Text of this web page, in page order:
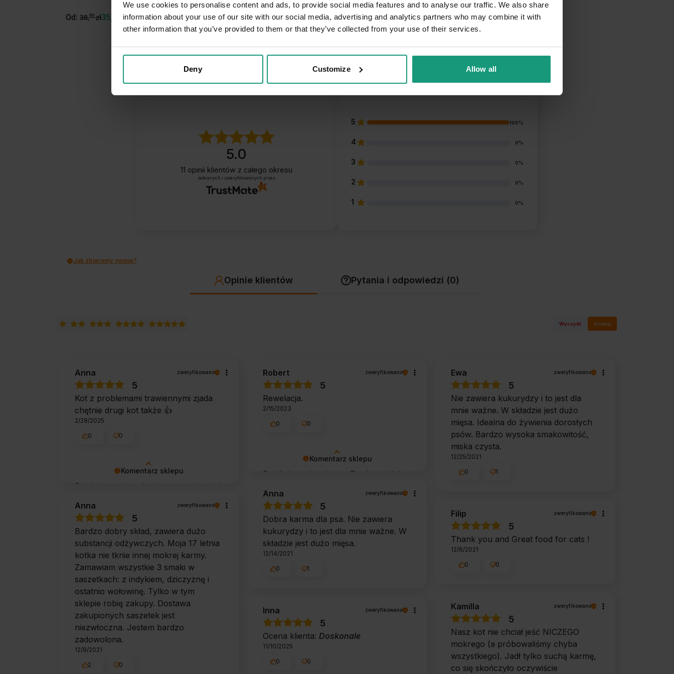
We use cookies to personalise content and ads, to provide social media features and to analyse our traffic. We also share
information about your use of our site with our social media, advertising and analytics partners who may combine it with
other information that you’ve provided to them or that they’ve collected from your use of their services.
Deny Customize Allow all
Od:38,90zł35, zł Od:19, 90zł17,91 zł Od:19,90zł 17,91zł 49,90zł44,91zł
5.0
11 opinii klientów z całego okresu
zebranych i zweryfikowanych przez
5 100%
4 0%
3 0%
2 0%
1 0%
Jak zbieramy opinie?
Opinie klientów Pytania i odpowiedzi (0)
Wyczyść Szukaj
Komentarz sklepu
Dziękujemy i pozdrawiamy serdecznie!
Anna zweryfikowano
5
Kot z problemami trawiennymi zjada
chętnie drugi kot także 👍
2/28/2025
0 0
Komentarz sklepu
Dziękujemy bardzo za Twoją opinię!
dzięki niej wiemy, że jesteśmy na
właściwym torze :) Z pozdrowieniami,
obsługa sklepu.
Robert zweryfikowano
5
Rewelacja.
2/15/2023
0 0
Ewa zweryfikowano
5
Nie zawiera kukurydzy i to jest dla
mnie ważne. W składzie jest dużo
mięsa. Idealna do żywienia dorosłych
psów. Bardzo wysoka smakowitość,
miska czysta.
12/25/2021
0 1
Anna zweryfikowano
5
Dobra karma dla psa. Nie zawiera
kukurydzy i to jest dla mnie ważne. W
składzie jest dużo mięsa.
12/14/2021
0 1
Anna zweryfikowano
5
Bardzo dobry skład, zawiera dużo
substancji odżywczych. Moja 17 letnia
kotka nie tknie innej mokrej karmy.
Zamawiam wszystkie 3 smaki w
saszetkach: z indykiem, dziczyznę i
ostatnio wołowinę. Tylko w tym
sklepie robię zakupy. Dostawa
zakupionych saszetek jest
niezwłoczna. Jestem bardzo
zadowolona.
12/9/2021
2 0
Filip zweryfikowano
5
Thank you and Great food for cats !
12/6/2021
0 0
Kamilla zweryfikowano
5
Nasz kot nie chciał jeść NICZEGO
mokrego (a próbowaliśmy chyba
wszystkiego). Jadł tylko suchą karmę,
co się skończyło oczywiście
Inna zweryfikowano
5
Ocena klienta: Doskonale
11/10/2025
0 0